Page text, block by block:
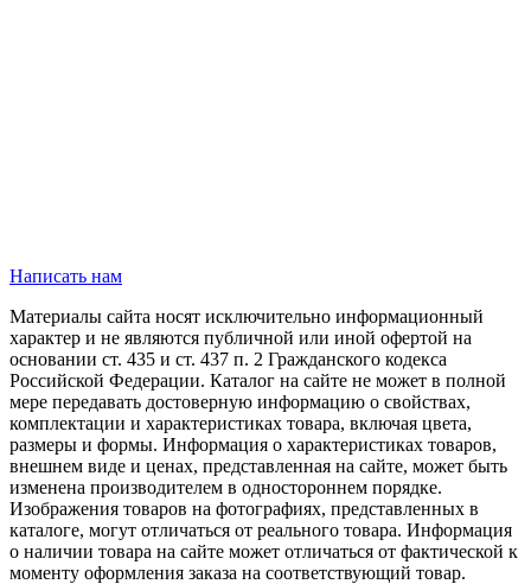
Написать нам
Материалы сайта носят исключительно информационный
характер и не являются публичной или иной офертой на
основании ст. 435 и ст. 437 п. 2 Гражданского кодекса
Российской Федерации. Каталог на сайте не может в полной
мере передавать достоверную информацию о свойствах,
комплектации и характеристиках товара, включая цвета,
размеры и формы. Информация о характеристиках товаров,
внешнем виде и ценах, представленная на сайте, может быть
изменена производителем в одностороннем порядке.
Изображения товаров на фотографиях, представленных в
каталоге, могут отличаться от реального товара. Информация
о наличии товара на сайте может отличаться от фактической к
моменту оформления заказа на соответствующий товар.